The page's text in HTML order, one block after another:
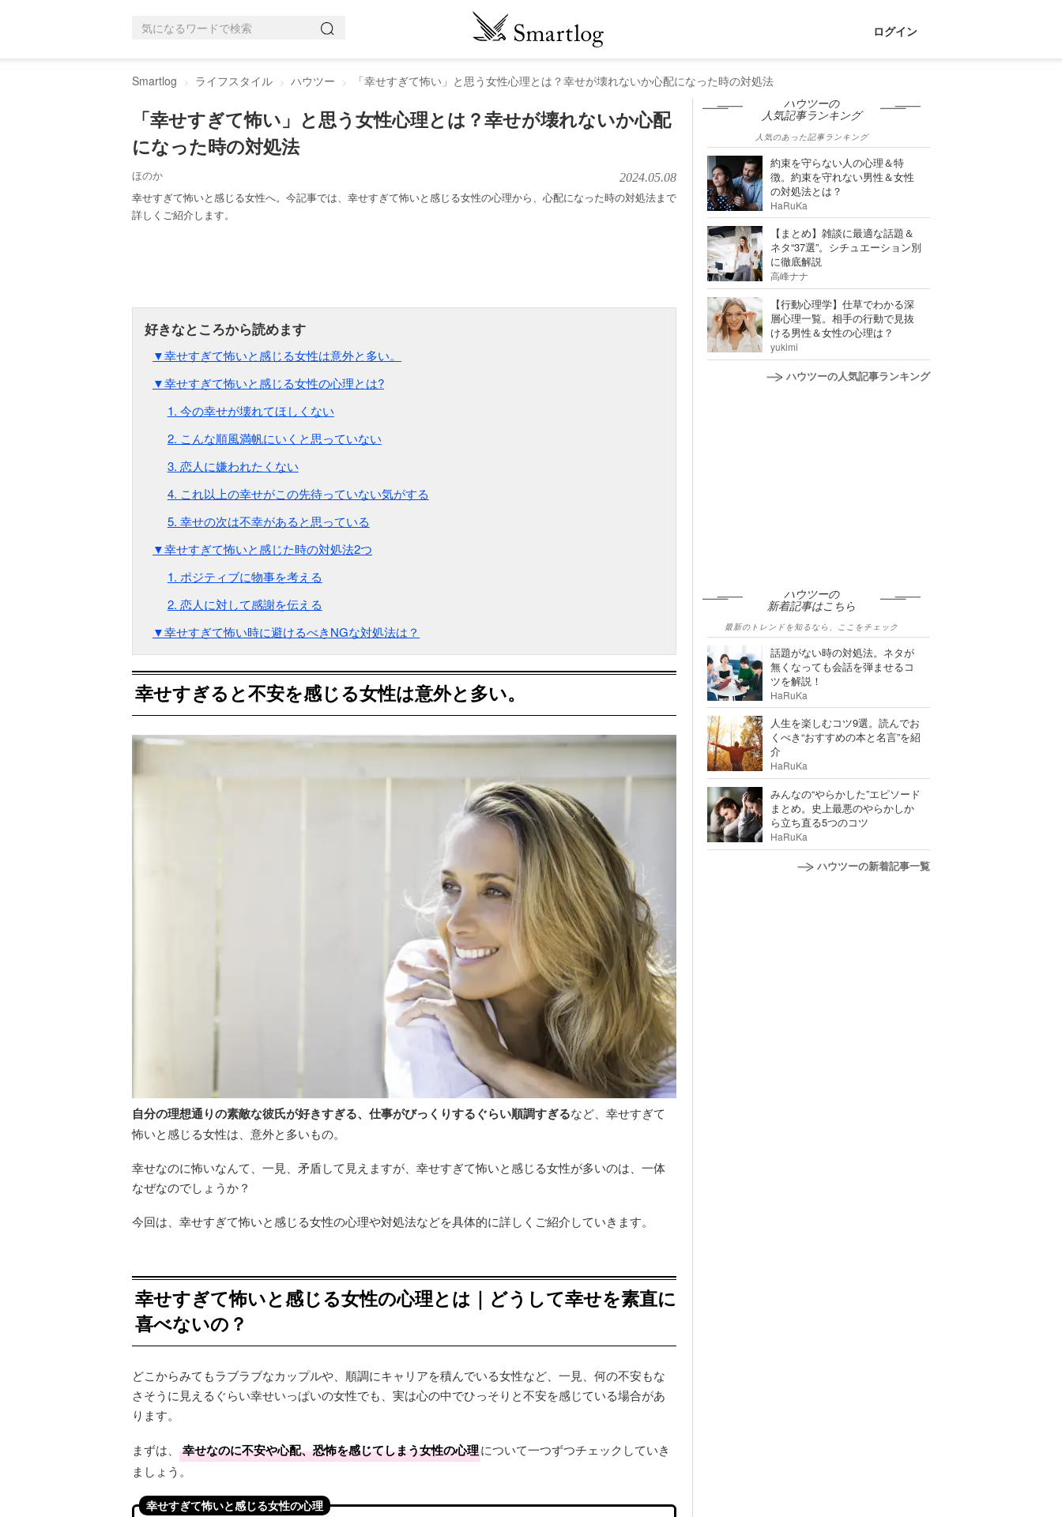
ログイン
Smartlog ライフスタイル ハウツー 「幸せすぎて怖い」と思う女性心理とは？幸せが壊れないか心配になった時の対処法
「幸せすぎて怖い」と思う女性心理とは？幸せが壊れないか心配
になった時の対処法
ほのか 2024.05.08
幸せすぎて怖いと感じる女性へ。今記事では、幸せすぎて怖いと感じる女性の心理から、心配になった時の対処法まで
詳しくご紹介します。
▼幸せすぎて怖いと感じる女性は意外と多い。
▼幸せすぎて怖いと感じる女性の心理とは?
1. 今の幸せが壊れてほしくない
2. こんな順風満帆にいくと思っていない
3. 恋人に嫌われたくない
4. これ以上の幸せがこの先待っていない気がする
5. 幸せの次は不幸があると思っている
▼幸せすぎて怖いと感じた時の対処法2つ
1. ポジティブに物事を考える
2. 恋人に対して感謝を伝える
▼幸せすぎて怖い時に避けるべきNGな対処法は？
幸せすぎると不安を感じる女性は意外と多い。
自分の理想通りの素敵な彼氏が好きすぎる、仕事がびっくりするぐらい順調すぎるなど、幸せすぎて
怖いと感じる女性は、意外と多いもの。
幸せなのに怖いなんて、一見、矛盾して見えますが、幸せすぎて怖いと感じる女性が多いのは、一体
なぜなのでしょうか？
今回は、幸せすぎて怖いと感じる女性の心理や対処法などを具体的に詳しくご紹介していきます。
幸せすぎて怖いと感じる女性の心理とは｜どうして幸せを素直に
喜べないの？
どこからみてもラブラブなカップルや、順調にキャリアを積んでいる女性など、一見、何の不安もな
さそうに見えるぐらい幸せいっぱいの女性でも、実は心の中でひっそりと不安を感じている場合があ
ります。
まずは、 幸せなのに不安や心配、恐怖を感じてしまう女性の心理について一つずつチェックしていき
ましょう。
幸せすぎて怖いと感じる女性の心理
ハウツーの
人気記事ランキング
人気のあった記事ランキング
約束を守らない人の心理＆特
徴。約束を守れない男性＆女性
の対処法とは？
HaRuKa
【まとめ】雑談に最適な話題＆
ネタ“37選”。シチュエーション別
に徹底解説
高峰ナナ
【行動心理学】仕草でわかる深
層心理一覧。相手の行動で見抜
ける男性＆女性の心理は？
yukimi
ハウツーの人気記事ランキング
ハウツーの
新着記事はこちら
最新のトレンドを知るなら、ここをチェック
話題がない時の対処法。ネタが
無くなっても会話を弾ませるコ
ツを解説！
HaRuKa
人生を楽しむコツ9選。読んでお
くべき“おすすめの本と名言”を紹
介
HaRuKa
みんなの“やらかした”エピソード
まとめ。史上最悪のやらかしか
ら立ち直る5つのコツ
HaRuKa
ハウツーの新着記事一覧